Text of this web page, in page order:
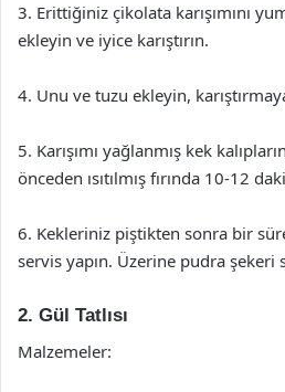
3. Erittiğiniz çikolata karışımını
ekleyin ve iyice karıştırın.
4. Unu ve tuzu ekleyin,
5. Karışımı yağlanmış kek
önceden ısıtılmış fırında 10-12
6. Kekleriniz piştikten sonra bir
servis yapın. Üzerine pudra şekeri
2. Gül Tatlısı
Malzemeler: